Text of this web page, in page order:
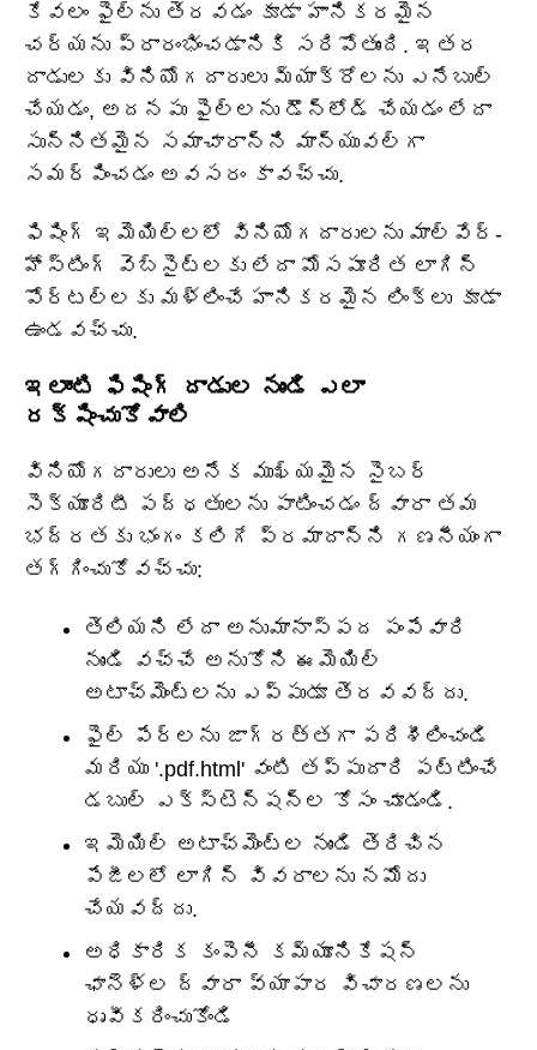
కేవలం ఫైల్‌ను తెరవడం కూడా హానికరమైన
చర్యను ప్రారంభించడానికి సరిపోతుంది. ఇతర
దాడులకు వినియోగదారులు మ్యాక్రోలను ఎనేబుల్
చేయడం, అదనపు ఫైల్‌లను డౌన్‌లోడ్ చేయడం లేదా
సున్నితమైన సమాచారాన్ని మాన్యువల్‌గా
సమర్పించడం అవసరం కావచ్చు.
ఫిషింగ్ ఇమెయిల్‌లలో వినియోగదారులను మాల్‌వేర్-
హోస్టింగ్ వెబ్‌సైట్‌లకు లేదా మోసపూరిత లాగిన్
పోర్టల్‌లకు మళ్లించే హానికరమైన లింక్‌లు కూడా
ఉండవచ్చు.
ఇలాంటి ఫిషింగ్ దాడుల నుండి ఎలా
రక్షించుకోవాలి
వినియోగదారులు అనేక ముఖ్యమైన సైబర్‌
సెక్యూరిటీ పద్ధతులను పాటించడం ద్వారా తమ
భద్రతకు భంగం కలిగే ప్రమాదాన్ని గణనీయంగా
తగ్గించుకోవచ్చు:
తెలియని లేదా అనుమానాస్పద పంపేవారి
నుండి వచ్చే అనుకోని ఈమెయిల్
అటాచ్‌మెంట్‌లను ఎప్పుడూ తెరవవద్దు.
ఫైల్ పేర్లను జాగ్రత్తగా పరిశీలించండి
మరియు '.pdf.html' వంటి తప్పుదారి పట్టించే
డబుల్ ఎక్స్టెన్షన్‌ల కోసం చూడండి.
ఇమెయిల్ అటాచ్‌మెంట్‌ల నుండి తెరిచిన
పేజీలలో లాగిన్ వివరాలను నమోదు
చేయవద్దు.
అధికారిక కంపెనీ కమ్యూనికేషన్
ఛానెళ్ల ద్వారా వ్యాపార విచారణలను
ధృవీకరించుకోండి